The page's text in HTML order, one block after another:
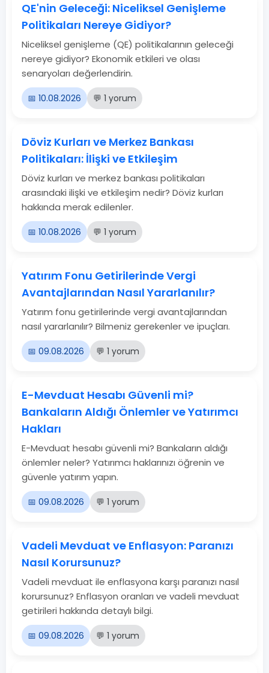
QE'nin Geleceği: Niceliksel Genişleme
Politikaları Nereye Gidiyor?
Niceliksel genişleme (QE) politikalarının geleceği
nereye gidiyor? Ekonomik etkileri ve olası
senaryoları değerlendirin.
📅 10.08.2026 💬 1 yorum
Döviz Kurları ve Merkez Bankası
Politikaları: İlişki ve Etkileşim
Döviz kurları ve merkez bankası politikaları
arasındaki ilişki ve etkileşim nedir? Döviz kurları
hakkında merak edilenler.
📅 10.08.2026 💬 1 yorum
Yatırım Fonu Getirilerinde Vergi
Avantajlarından Nasıl Yararlanılır?
Yatırım fonu getirilerinde vergi avantajlarından
nasıl yararlanılır? Bilmeniz gerekenler ve ipuçları.
📅 09.08.2026 💬 1 yorum
E-Mevduat Hesabı Güvenli mi?
Bankaların Aldığı Önlemler ve Yatırımcı
Hakları
E-Mevduat hesabı güvenli mi? Bankaların aldığı
önlemler neler? Yatırımcı haklarınızı öğrenin ve
güvenle yatırım yapın.
📅 09.08.2026 💬 1 yorum
Vadeli Mevduat ve Enflasyon: Paranızı
Nasıl Korursunuz?
Vadeli mevduat ile enflasyona karşı paranızı nasıl
korursunuz? Enflasyon oranları ve vadeli mevduat
getirileri hakkında detaylı bilgi.
📅 09.08.2026 💬 1 yorum